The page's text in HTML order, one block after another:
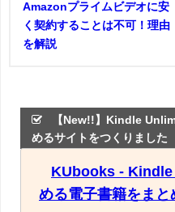
Amazonプライムビデオに安
く契約することは不可！理由
を解説
【New!!】Kindle
めるサイトをつくりました
KUbooks -
める電子書籍をまと